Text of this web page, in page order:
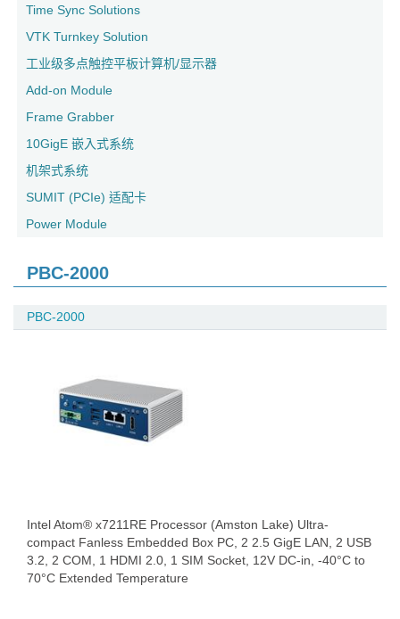
Time Sync Solutions
VTK Turnkey Solution
工业级多点触控平板计算机/显示器
Add-on Module
Frame Grabber
10GigE 嵌入式系统
机架式系统
SUMIT (PCIe) 适配卡
Power Module
PBC-2000
PBC-2000
Intel Atom® x7211RE Processor (Amston Lake) Ultra-
compact Fanless Embedded Box PC, 2 2.5 GigE LAN, 2 USB
3.2, 2 COM, 1 HDMI 2.0, 1 SIM Socket, 12V DC-in, -40°C to
70°C Extended Temperature